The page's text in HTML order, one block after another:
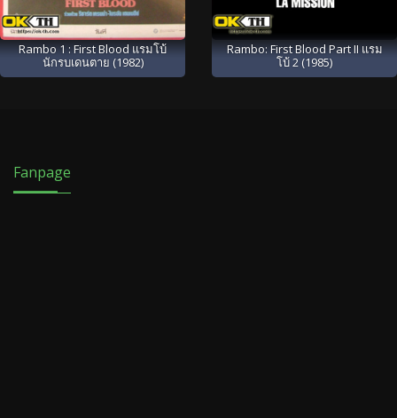
Rambo 1 : First Blood แรมโบ้
นักรบเดนตาย (1982)
Rambo: First Blood Part II แรม
โบ้ 2 (1985)
Fanpage